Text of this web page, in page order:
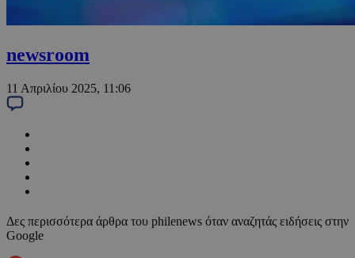
newsroom
11 Απριλίου 2025, 11:06
Δες περισσότερα άρθρα του philenews όταν αναζητάς ειδήσεις στην
Google